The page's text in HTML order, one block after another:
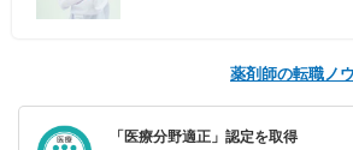
薬剤師の転職ノ
「医療分野適正」認定を取得